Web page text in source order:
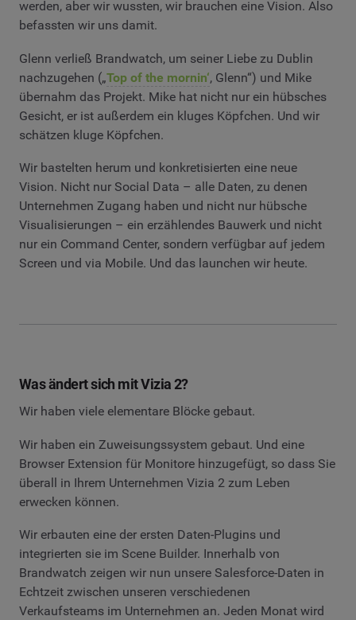
werden, aber wir wussten, wir brauchen eine Vision. Also
befassten wir uns damit.
Glenn verließ Brandwatch, um seiner Liebe zu Dublin
nachzugehen („Top of the mornin‘, Glenn“) und Mike
übernahm das Projekt. Mike hat nicht nur ein hübsches
Gesicht, er ist außerdem ein kluges Köpfchen. Und wir
schätzen kluge Köpfchen.
Wir bastelten herum und konkretisierten eine neue
Vision. Nicht nur Social Data – alle Daten, zu denen
Unternehmen Zugang haben und nicht nur hübsche
Visualisierungen – ein erzählendes Bauwerk und nicht
nur ein Command Center, sondern verfügbar auf jedem
Screen und via Mobile. Und das launchen wir heute.
Was ändert sich mit Vizia 2?
Wir haben viele elementare Blöcke gebaut.
Wir haben ein Zuweisungssystem gebaut. Und eine
Browser Extension für Monitore hinzugefügt, so dass Sie
überall in Ihrem Unternehmen Vizia 2 zum Leben
erwecken können.
Wir erbauten eine der ersten Daten-Plugins und
integrierten sie im Scene Builder. Innerhalb von
Brandwatch zeigen wir nun unsere Salesforce-Daten in
Echtzeit zwischen unseren verschiedenen
Verkaufsteams im Unternehmen an. Jeden Monat wird